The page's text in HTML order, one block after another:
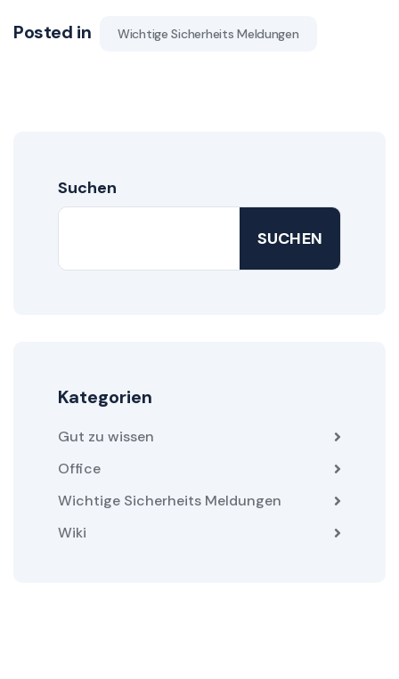
Posted in Wichtige Sicherheits Meldungen
Suchen
SUCHEN
Kategorien
Gut zu wissen
Office
Wichtige Sicherheits Meldungen
Wiki